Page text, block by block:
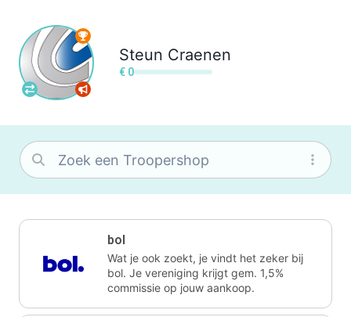
Steun Craenen
€ 0
bol
Wat je ook zoekt, je vindt het zeker bij
bol. Je vereniging krijgt gem. 1,5%
commissie op jouw aankoop.